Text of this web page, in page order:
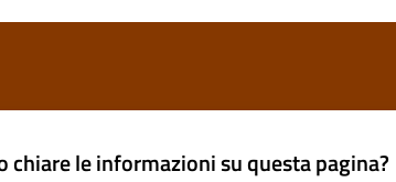
chiare le informazioni su questa pagina?